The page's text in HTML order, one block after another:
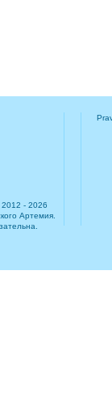
- 2026
Артемия.